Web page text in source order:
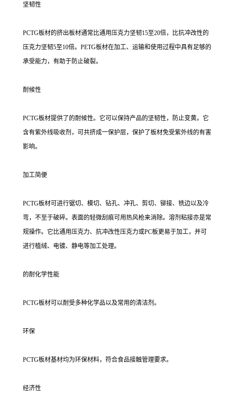
坚韧性
PCTG板材的挤出板材通常比通用压克力坚韧15至20倍，比抗冲改性的
压克力坚韧5至10倍。PETG板材在加工、运输和使用过程中具有足够的
承受能力，有助于防止破裂。
耐候性
PCTG板材提供了的耐候性。它可以保持产品的坚韧性，防止变黄。它
含有紫外线吸收剂，可共挤成一保护层，保护了板材免受紫外线的有害
影响。
加工简便
PCTG板材可进行锯切、模切、钻孔、冲孔、剪切、铆接、铣边以及冷
弯，不至于破碎。表面的轻微刮痕可用热风枪来消除。溶剂粘接亦是常
规操作。它比通用压克力、抗冲改性压克力或PC板更易于加工，并可
进行植绒、电镀、静电等加工处理。
的耐化学性能
PCTG板材可以耐受多种化学品以及常用的清洁剂。
环保
PCTG板材基材均为环保材料，符合食品接触管理要求。
经济性